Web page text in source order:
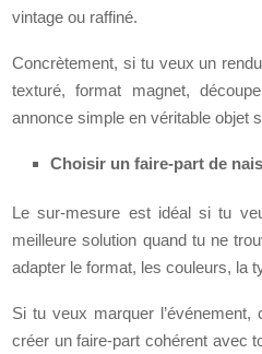
vintage ou raffiné.
Concrètement, si tu veux un
texturé, format magnet,
annonce simple en véritable objet
Choisir un faire-part de
Le sur-mesure est idéal si tu
meilleure solution quand tu ne
adapter le format, les couleurs, la
Si tu veux marquer l’événement,
créer un faire-part cohérent avec